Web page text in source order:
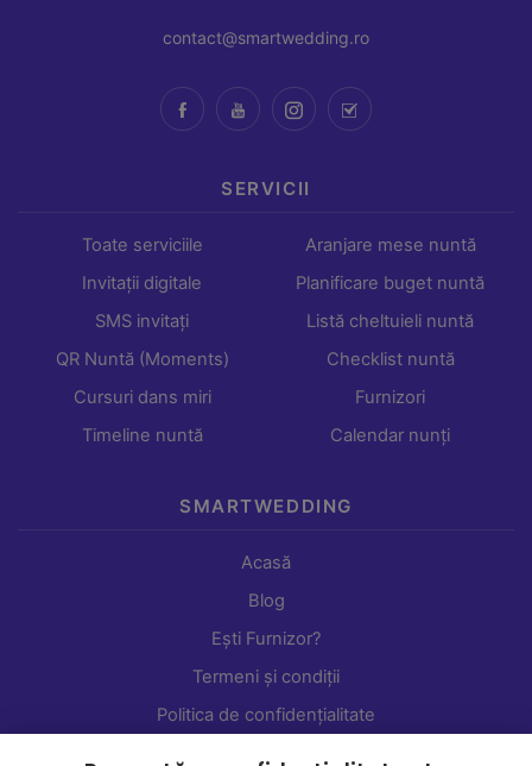
contact@smartwedding.ro
SERVICII
Toate serviciile
Invitații digitale
SMS invitați
QR Nuntă (Moments)
Cursuri dans miri
Timeline nuntă
Aranjare mese nuntă
Planificare buget nuntă
Listă cheltuieli nuntă
Checklist nuntă
Furnizori
Calendar nunți
SMARTWEDDING
Acasă
Blog
Ești Furnizor?
Termeni și condiții
Politica de confidențialitate